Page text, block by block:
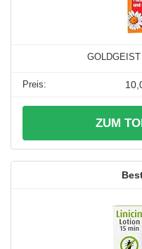
ZUM